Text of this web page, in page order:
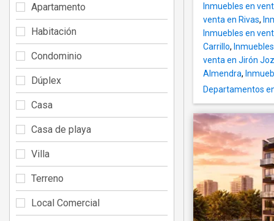
Inmuebles en
venta en Rivas,
Inmuebles en
Carrillo,
venta en Jirón
Almendra,
Departamentos
Apartamento
Habitación
Condominio
Dúplex
Casa
Casa de playa
Villa
Terreno
Local Comercial